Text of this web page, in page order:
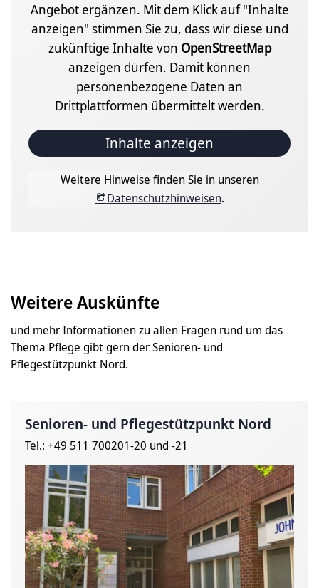
Angebot ergänzen. Mit dem Klick auf "Inhalte
anzeigen" stimmen Sie zu, dass wir diese und
zukünftige Inhalte von OpenStreetMap
anzeigen dürfen. Damit können
personenbezogene Daten an
Drittplattformen übermittelt werden.
Inhalte anzeigen
Weitere Hinweise finden Sie in unseren
Datenschutzhinweisen.
Weitere Auskünfte
und mehr Informationen zu allen Fragen rund um das
Thema Pflege gibt gern der Senioren- und
Pflegestützpunkt Nord.
Senioren- und Pflegestützpunkt Nord
Tel.: +49 511 700201-20 und -21